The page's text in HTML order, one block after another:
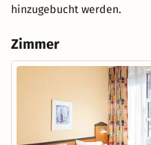
hinzugebucht werden.
Zimmer